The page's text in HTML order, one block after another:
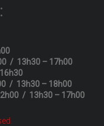
/ 13h30 – 17h00
/ 13h30 – 18h00
/ 13h30 – 17h00